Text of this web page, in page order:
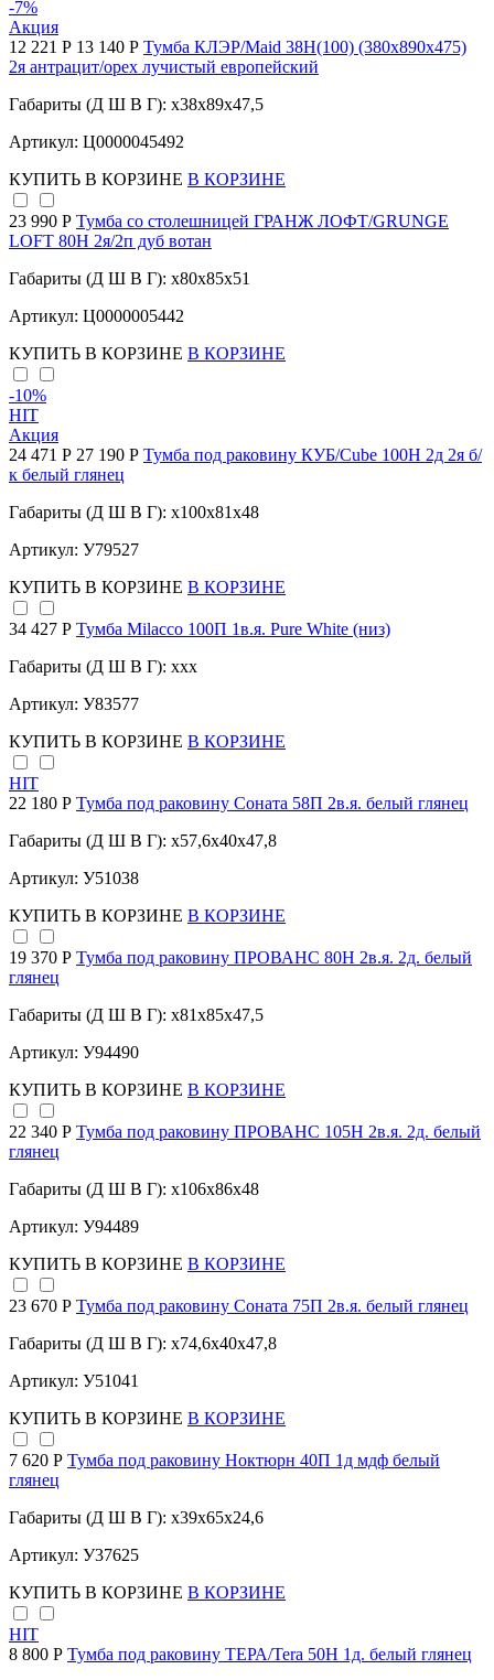
-7%
Акция
12 221 Р 13 140 Р Тумба КЛЭР/Maid 38Н(100) (380х890х475)
2я антрацит/орех лучистый европейский
Габариты (Д Ш В Г): x38x89x47,5
Артикул: Ц0000045492
КУПИТЬ В КОРЗИНЕ В КОРЗИНЕ
23 990 Р Тумба со столешницей ГРАНЖ ЛОФТ/GRUNGE
LOFT 80Н 2я/2п дуб вотан
Габариты (Д Ш В Г): x80x85x51
Артикул: Ц0000005442
КУПИТЬ В КОРЗИНЕ В КОРЗИНЕ
-10%
HIT
Акция
24 471 Р 27 190 Р Тумба под раковину КУБ/Cube 100Н 2д 2я б/
к белый глянец
Габариты (Д Ш В Г): x100x81x48
Артикул: У79527
КУПИТЬ В КОРЗИНЕ В КОРЗИНЕ
34 427 Р Тумба Milacco 100П 1в.я. Pure White (низ)
Габариты (Д Ш В Г): xxx
Артикул: У83577
КУПИТЬ В КОРЗИНЕ В КОРЗИНЕ
HIT
22 180 Р Тумба под раковину Соната 58П 2в.я. белый глянец
Габариты (Д Ш В Г): x57,6x40x47,8
Артикул: У51038
КУПИТЬ В КОРЗИНЕ В КОРЗИНЕ
19 370 Р Тумба под раковину ПРОВАНС 80Н 2в.я. 2д. белый
глянец
Габариты (Д Ш В Г): x81x85x47,5
Артикул: У94490
КУПИТЬ В КОРЗИНЕ В КОРЗИНЕ
22 340 Р Тумба под раковину ПРОВАНС 105Н 2в.я. 2д. белый
глянец
Габариты (Д Ш В Г): x106x86x48
Артикул: У94489
КУПИТЬ В КОРЗИНЕ В КОРЗИНЕ
23 670 Р Тумба под раковину Соната 75П 2в.я. белый глянец
Габариты (Д Ш В Г): x74,6x40x47,8
Артикул: У51041
КУПИТЬ В КОРЗИНЕ В КОРЗИНЕ
7 620 Р Тумба под раковину Ноктюрн 40П 1д мдф белый
глянец
Габариты (Д Ш В Г): x39x65x24,6
Артикул: У37625
КУПИТЬ В КОРЗИНЕ В КОРЗИНЕ
HIT
8 800 Р Тумба под раковину ТЕРА/Tera 50Н 1д. белый глянец